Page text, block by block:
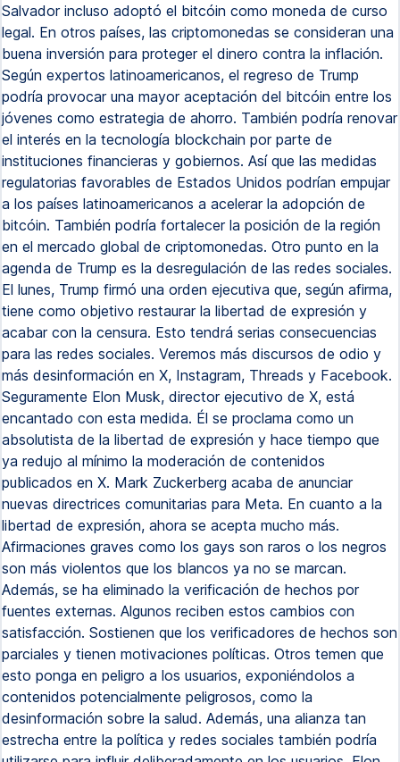
Salvador incluso adoptó el bitcóin como moneda de curso
legal. En otros países, las criptomonedas se consideran una
buena inversión para proteger el dinero contra la inflación.
Según expertos latinoamericanos, el regreso de Trump
podría provocar una mayor aceptación del bitcóin entre los
jóvenes como estrategia de ahorro. También podría renovar
el interés en la tecnología blockchain por parte de
instituciones financieras y gobiernos. Así que las medidas
regulatorias favorables de Estados Unidos podrían empujar
a los países latinoamericanos a acelerar la adopción de
bitcóin. También podría fortalecer la posición de la región
en el mercado global de criptomonedas. Otro punto en la
agenda de Trump es la desregulación de las redes sociales.
El lunes, Trump firmó una orden ejecutiva que, según afirma,
tiene como objetivo restaurar la libertad de expresión y
acabar con la censura. Esto tendrá serias consecuencias
para las redes sociales. Veremos más discursos de odio y
más desinformación en X, Instagram, Threads y Facebook.
Seguramente Elon Musk, director ejecutivo de X, está
encantado con esta medida. Él se proclama como un
absolutista de la libertad de expresión y hace tiempo que
ya redujo al mínimo la moderación de contenidos
publicados en X. Mark Zuckerberg acaba de anunciar
nuevas directrices comunitarias para Meta. En cuanto a la
libertad de expresión, ahora se acepta mucho más.
Afirmaciones graves como los gays son raros o los negros
son más violentos que los blancos ya no se marcan.
Además, se ha eliminado la verificación de hechos por
fuentes externas. Algunos reciben estos cambios con
satisfacción. Sostienen que los verificadores de hechos son
parciales y tienen motivaciones políticas. Otros temen que
esto ponga en peligro a los usuarios, exponiéndolos a
contenidos potencialmente peligrosos, como la
desinformación sobre la salud. Además, una alianza tan
estrecha entre la política y redes sociales también podría